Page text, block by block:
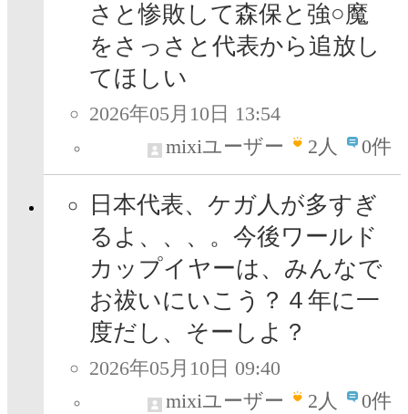
さと惨敗して森保と強○魔
をさっさと代表から追放し
てほしい
2026年05月10日 13:54
mixiユーザー
2人 0件
日本代表、ケガ人が多すぎ
るよ、、、。今後ワールド
カップイヤーは、みんなで
お祓いにいこう？４年に一
度だし、そーしよ？
2026年05月10日 09:40
mixiユーザー
2人 0件